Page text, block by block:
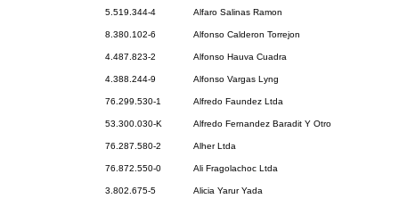
5.519.344-4 Alfaro Salinas Ramon
8.380.102-6 Alfonso Calderon Torrejon
4.487.823-2 Alfonso Hauva Cuadra
4.388.244-9 Alfonso Vargas Lyng
76.299.530-1 Alfredo Faundez Ltda
53.300.030-K Alfredo Fernandez Baradit Y Otro
76.287.580-2 Alher Ltda
76.872.550-0 Ali Fragolachoc Ltda
3.802.675-5 Alicia Yarur Yada